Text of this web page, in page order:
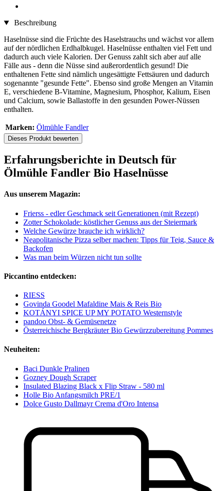
Beschreibung
Haselnüsse sind die Früchte des Haselstrauchs und wächst vor allem
auf der nördlichen Erdhalbkugel. Haselnüsse enthalten viel Fett und
dadurch auch viele Kalorien. Der Genuss zahlt sich aber auf alle
Fälle aus - denn die Nüsse sind außerordentlich gesund! Die
enthaltenen Fette sind nämlich ungesättigte Fettsäuren und dadurch
sogenannte "gesunde Fette". Ebenso sind große Mengen an Vitamin
E, verschiedene B-Vitamine, Magnesium, Phosphor, Kalium, Eisen
und Calcium, sowie Ballastoffe in den gesunden Power-Nüssen
enthalten.
Marken: Ölmühle Fandler
Dieses Produkt bewerten
Erfahrungsberichte in Deutsch für
Ölmühle Fandler Bio Haselnüsse
Aus unserem Magazin:
Frierss - edler Geschmack seit Generationen (mit Rezept)
Zotter Schokolade: köstlicher Genuss aus der Steiermark
Welche Gewürze brauche ich wirklich?
Neapolitanische Pizza selber machen: Tipps für Teig, Sauce &
Backofen
Was man beim Würzen nicht tun sollte
Piccantino entdecken:
RIESS
Govinda Goodel Mafaldine Mais & Reis Bio
KOTÁNYI SPICE UP MY POTATO Westernstyle
pandoo Obst- & Gemüsenetze
Österreichische Bergkräuter Bio Gewürzzubereitung Pommes
Neuheiten:
Baci Dunkle Pralinen
Gozney Dough Scraper
Insulated Blazing Black x Flip Straw - 580 ml
Holle Bio Anfangsmilch PRE/1
Dolce Gusto Dallmayr Crema d'Oro Intensa